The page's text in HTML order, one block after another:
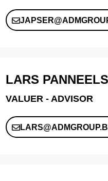
LARS PANNEELS
VALUER - ADVISOR